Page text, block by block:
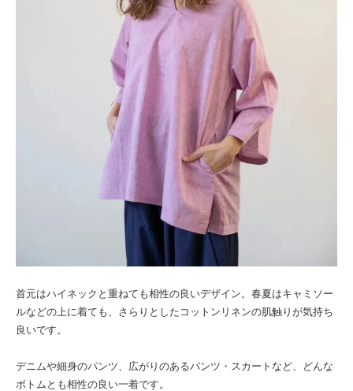
首元はハイネックと重ねても相性の良いデザイン。春夏はキャミソー
ルなどの上に着ても、さらりとしたコットンリネンの肌触りが気持ち
良いです。
デニムや細身のパンツ、広がりのあるパンツ・スカートなど、どんな
ボトムとも相性の良い一着です。